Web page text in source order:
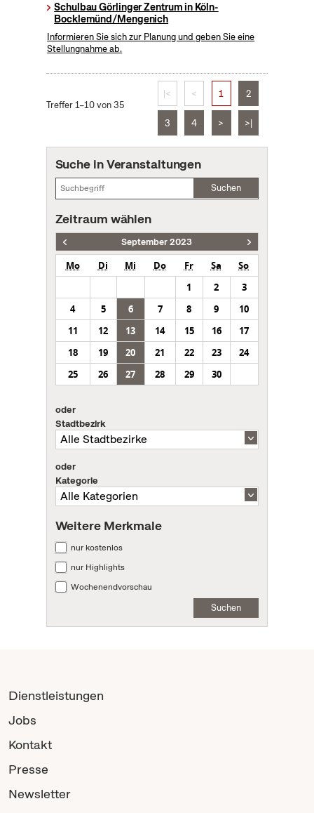
Schulbau Görlinger Zentrum in Köln-
Bocklemünd/Mengenich
Informieren Sie sich zur Planung und geben Sie eine
Stellungnahme ab.
Treffer 1–10 von 35
|< < 1 2
3 4 > >|
Suche in Veranstaltungen
Suchen
Zeitraum wählen
September 2023
Mo Di Mi Do Fr Sa
So
1
2
3
4
5 6 7 8 9
10
11
12 13 14 15 16
17
18
19 20 21 22 23
24
25
26 27 28 29 30
oder
Stadtbezirk
oder
Kategorie
Weitere Merkmale
nur kostenlos
nur Highlights
Wochenendvorschau
Suchen
Dienstleistungen
Jobs
Kontakt
Presse
Newsletter